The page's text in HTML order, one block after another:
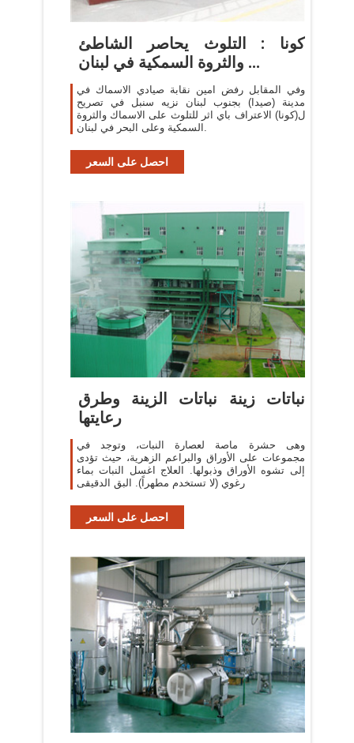
كونا : التلوث يحاصر الشاطئ
والثروة السمكية في لبنان ...
وفي المقابل رفض امين نقابة صيادي الاسماك في
مدينة (صيدا) بجنوب لبنان نزيه سنبل في تصريح
ل(كونا) الاعتراف باي اثر للتلوث على الاسماك والثروة
السمكية وعلى البحر في لبنان.
احصل على السعر
نباتات زينة نباتات الزينة وطرق
رعايتها
وهى حشرة ماصة لعصارة النبات، وتوجد في
مجموعات على الأوراق والبراعم الزهرية، حيث تؤدى
إلى تشوه الأوراق وذبولها. العلاج اغسل النبات بماء
رغوي (لا تستخدم مطهراً). البق الدقيقى
احصل على السعر